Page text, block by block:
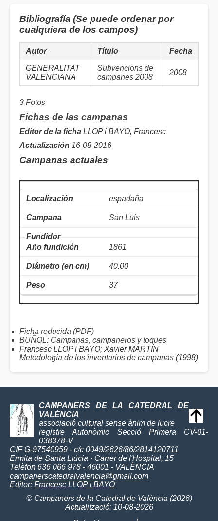
Bibliografía (Se puede ordenar por
cualquiera de los campos)
Autor Título Fecha
GENERALITAT
VALENCIANA
Subvencions de
campanes 2008
2008
3 Fotos
Fichas de las campanas
Editor de la ficha LLOP i BAYO, Francesc
Actualización 16-08-2016
Campanas actuales
espadaña
San Luis
1861
40.00
37
Ficha reducida (PDF)
BUÑOL: Campanas, campaneros y toques
Francesc LLOP i BAYO; Xavier MARTÍN
Metodología de los inventarios de campanas (1998)
CAMPANERS DE LA CATEDRAL DE
VALÈNCIA
associació cultural sense ànim de lucre
registre Autonòmic Secció Primera CV-01-
038378-V
CIF G-97540959 - c/c 0049/2626/86/2814120711
Ermita de Santa Llúcia - Carrer de l'Hospital, 15
Telèfon 636 066 978 - 46001 - VALÈNCIA
campanerscatedralvalencia@gmail.com
Editor: Francesc LLOP i BAYO
© Campaners de la Catedral de València (2026)
Actualització: 10-08-2026